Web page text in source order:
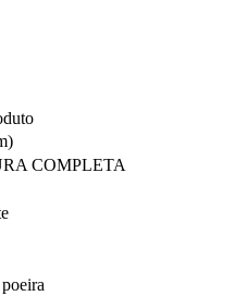
COMPLETA